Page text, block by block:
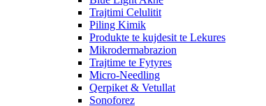
Trajtimi Celulitit
Piling Kimik
Produkte te kujdesit te Lekures
Mikrodermabrazion
Trajtime te Fytyres
Micro-Needling
Qerpiket & Vetullat
Sonoforez